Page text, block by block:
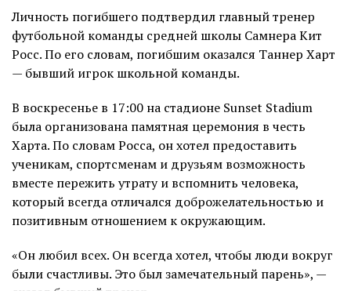
Личность погибшего подтвердил главный тренер
футбольной команды средней школы Самнера Кит
Росс. По его словам, погибшим оказался Таннер Харт
— бывший игрок школьной команды.
В воскресенье в 17:00 на стадионе Sunset Stadium
была организована памятная церемония в честь
Харта. По словам Росса, он хотел предоставить
ученикам, спортсменам и друзьям возможность
вместе пережить утрату и вспомнить человека,
который всегда отличался доброжелательностью и
позитивным отношением к окружающим.
«Он любил всех. Он всегда хотел, чтобы люди вокруг
были счастливы. Это был замечательный парень», —